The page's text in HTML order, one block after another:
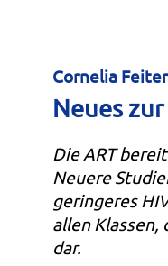
Cornelia
Neues
Die ART
Neuere
geringeres
allen Klassen,
dar.